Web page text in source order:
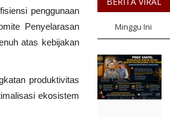
penggunaan
Penyelarasan
atas kebijakan
produktivitas
ekosistem
Minggu Ini